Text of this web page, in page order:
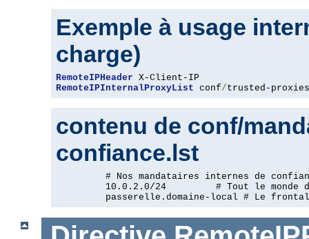
Exemple à usage
charge)
RemoteIPHeader
RemoteIPInternalProxyList conf/trusted-proxies
contenu de conf/
confiance.lst
# Nos mandataires internes de
10.0.2.0/24         # Tout le monde
passerelle.domaine-local # Le